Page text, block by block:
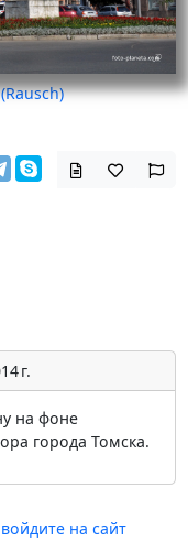
г.
на фоне
города Томска.
войдите на сайт